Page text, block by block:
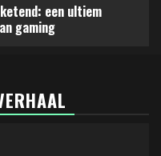
Ultieme Monitor voor
dimensie van
perfecte balans